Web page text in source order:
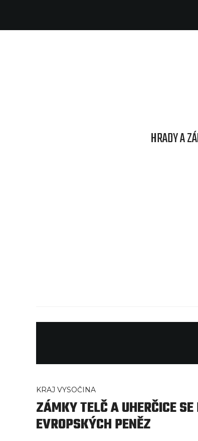
HRADY A
KRAJ VYSOČINA
ZÁMKY TELČ A UHERČICE
EVROPSKÝCH PENĚZ